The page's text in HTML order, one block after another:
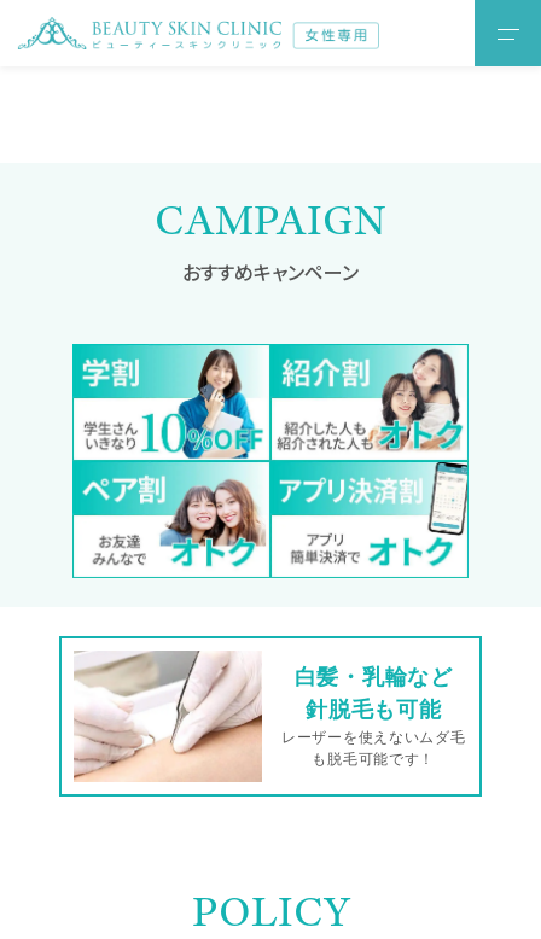
CAMPAIGN
おすすめキャンペーン
白髪・乳輪など
針脱毛も可能
レーザーを使えないムダ毛
も脱毛可能です！
POLICY